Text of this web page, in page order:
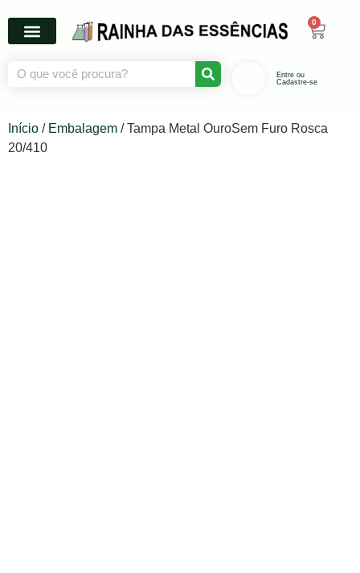
0
Entre ou
Cadastre-se
Início / Embalagem / Tampa Metal OuroSem Furo Rosca
20/410